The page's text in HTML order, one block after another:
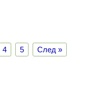
4 5 След »